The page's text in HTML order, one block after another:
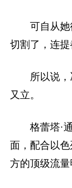
可自从
切割了，连提
所以说
又立。
格蕾塔·
面，配合以
方的顶级流量